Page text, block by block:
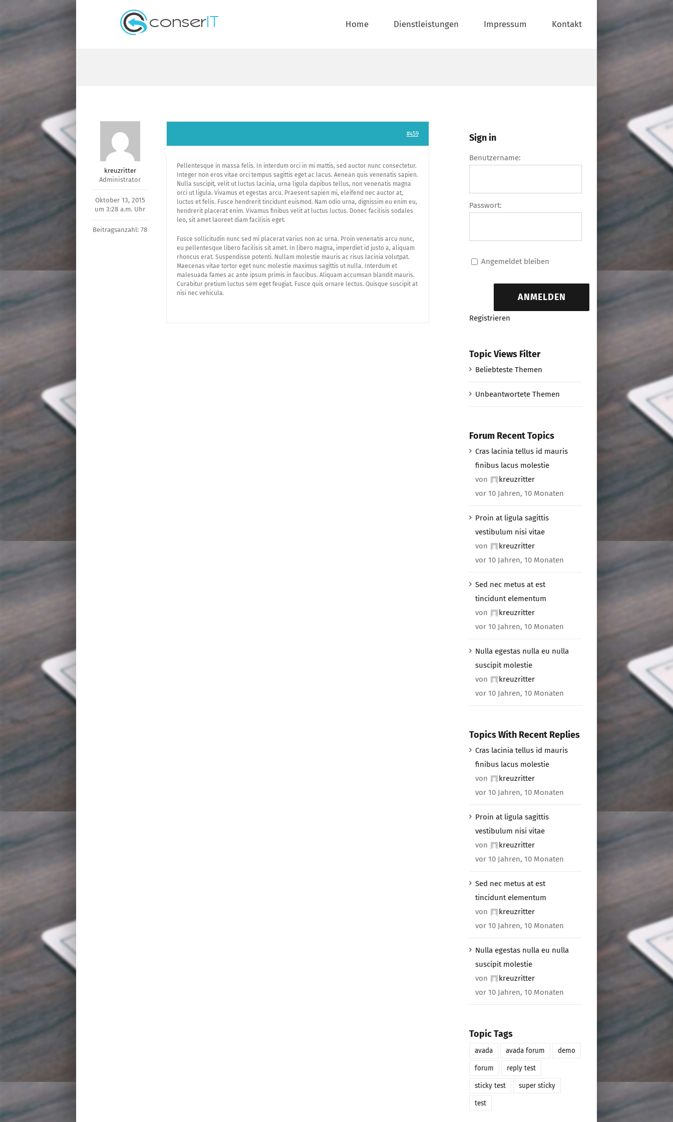
springen
Home Dienstleistungen Impressum Kontakt
kreuzritter
Administrator
Oktober 13, 2015
um 3:28 a.m. Uhr
Beitragsanzahl: 78
#459
Pellentesque in massa felis. In interdum orci in mi mattis, sed auctor nunc consectetur.
Integer non eros vitae orci tempus sagittis eget ac lacus. Aenean quis venenatis sapien.
Nulla suscipit, velit ut luctus lacinia, urna ligula dapibus tellus, non venenatis magna
orci ut ligula. Vivamus et egestas arcu. Praesent sapien mi, eleifend nec auctor at,
luctus et felis. Fusce hendrerit tincidunt euismod. Nam odio urna, dignissim eu enim eu,
hendrerit placerat enim. Vivamus finibus velit at luctus luctus. Donec facilisis sodales
leo, sit amet laoreet diam facilisis eget.
Fusce sollicitudin nunc sed mi placerat varius non ac urna. Proin venenatis arcu nunc,
eu pellentesque libero facilisis sit amet. In libero magna, imperdiet id justo a, aliquam
rhoncus erat. Suspendisse potenti. Nullam molestie mauris ac risus lacinia volutpat.
Maecenas vitae tortor eget nunc molestie maximus sagittis ut nulla. Interdum et
malesuada fames ac ante ipsum primis in faucibus. Aliquam accumsan blandit mauris.
Curabitur pretium luctus sem eget feugiat. Fusce quis ornare lectus. Quisque suscipit at
nisi nec vehicula.
Sign in
Benutzername:
Passwort:
Angemeldet bleiben
ANMELDEN
Registrieren
Topic Views Filter
Beliebteste Themen
Unbeantwortete Themen
Forum Recent Topics
Cras lacinia tellus id mauris
finibus lacus molestie
von
kreuzritter
vor 10 Jahren, 10 Monaten
Proin at ligula sagittis
vestibulum nisi vitae
von
kreuzritter
vor 10 Jahren, 10 Monaten
Sed nec metus at est
tincidunt elementum
von
kreuzritter
vor 10 Jahren, 10 Monaten
Nulla egestas nulla eu nulla
suscipit molestie
von
kreuzritter
vor 10 Jahren, 10 Monaten
Topics With Recent Replies
Cras lacinia tellus id mauris
finibus lacus molestie
von
kreuzritter
vor 10 Jahren, 10 Monaten
Proin at ligula sagittis
vestibulum nisi vitae
von
kreuzritter
vor 10 Jahren, 10 Monaten
Sed nec metus at est
tincidunt elementum
von
kreuzritter
vor 10 Jahren, 10 Monaten
Nulla egestas nulla eu nulla
suscipit molestie
von
kreuzritter
vor 10 Jahren, 10 Monaten
Topic Tags
avada avada forum demo
forum reply test
sticky test super sticky
test